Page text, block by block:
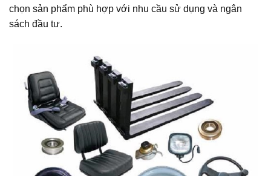
chọn sản phẩm phù hợp với nhu cầu sử dụng và ngân
sách đầu tư.